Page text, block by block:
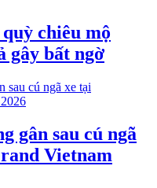
chiêu mộ
gây bất ngờ
gân sau cú ngã
Vietnam